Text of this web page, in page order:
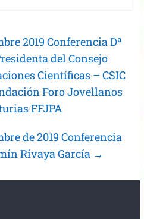
2019 Conferencia Dª
del Consejo
Científicas – CSIC
Foro Jovellanos
FFJPA
de 2019 Conferencia
Rivaya García →